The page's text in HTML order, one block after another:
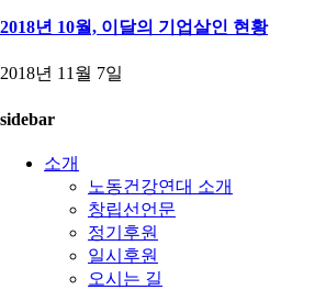
2018년 10월, 이달의 기업살인 현황
2018년 11월 7일
sidebar
소개
노동건강연대 소개
창립선언문
정기후원
일시후원
오시는 길